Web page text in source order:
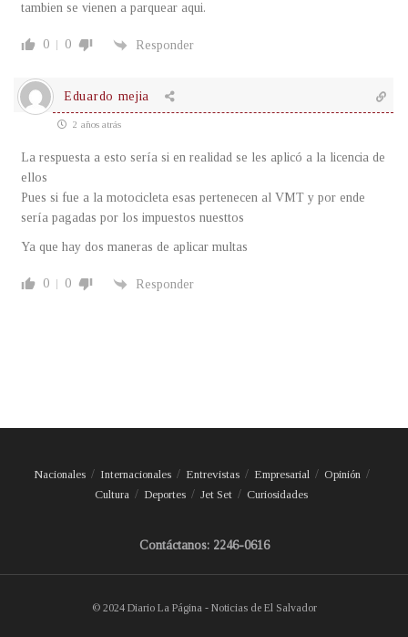
tambien se vienen a parquear aqui.
0 0 Responder
Eduardo mejia
2 años atrás
La respuesta a esto sería si en realidad se les aplicó a la licencia de
ellos
Pues si fue a la motocicleta esas pertenecen al VMT y por ende
sería pagadas por los impuestos nuesttos
Ya que hay dos maneras de aplicar multas
0 0 Responder
Nacionales Internacionales Entrevistas Empresarial
Opinión
Cultura
Deportes Jet Set Curiosidades
Contáctanos: 2246-0616
© 2024 Diario La Página - Noticias de El Salvador